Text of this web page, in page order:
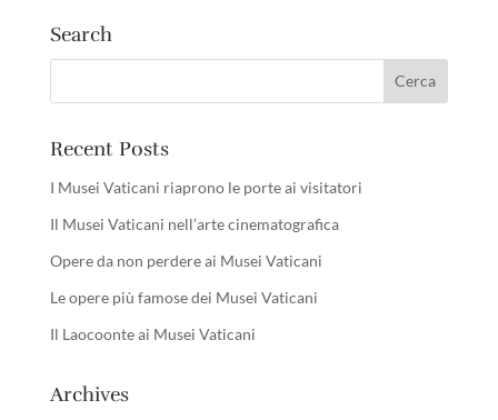
Search
Recent Posts
I Musei Vaticani riaprono le porte ai visitatori
Il Musei Vaticani nell’arte cinematografica
Opere da non perdere ai Musei Vaticani
Le opere più famose dei Musei Vaticani
Il Laocoonte ai Musei Vaticani
Archives